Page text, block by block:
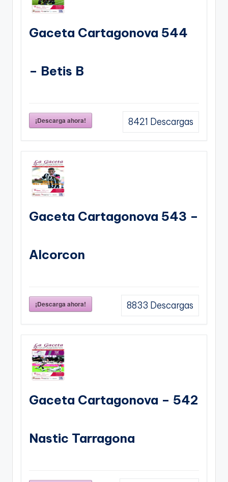
Gaceta Cartagonova 544
– Betis B
¡Descarga ahora! 8421 Descargas
Gaceta Cartagonova 543 –
Alcorcon
¡Descarga ahora! 8833 Descargas
Gaceta Cartagonova – 542
Nastic Tarragona